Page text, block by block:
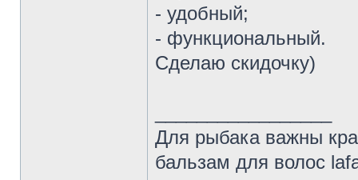
- удобный;
- функциональный.
Сделаю скидочку)
Для рыбака важны
бальзам для волос